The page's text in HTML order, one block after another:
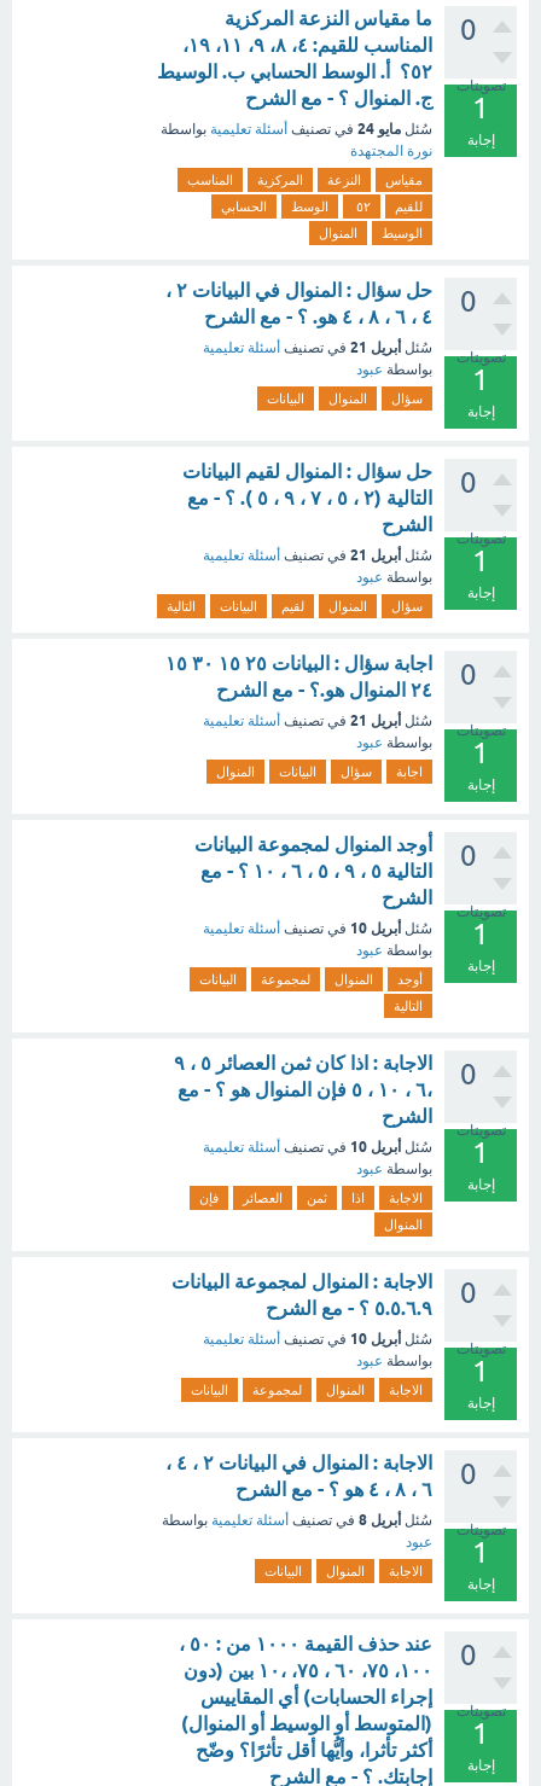
0
تصويتات
1
إجابة
ما مقياس النزعة المركزية
المناسب للقيم: ٤، ٨، ٩، ١١، ١٩،
٥٢؟ أ. الوسط الحسابي ب. الوسيط
ج. المنوال ؟ - مع الشرح
سُئل مايو 24 في تصنيف أسئلة تعليمية بواسطة
نورة المجتهدة
مقياس النزعة المركزية
المناسب
للقيم
٥٢ الوسط
الحسابي
الوسيط
المنوال
0
تصويتات
1
إجابة
حل سؤال : المنوال في البيانات ٢ ،
٤ ، ٦ ، ٨ ، ٤ هو. ؟ - مع الشرح
سُئل أبريل 21 في تصنيف أسئلة تعليمية
بواسطة عبود
سؤال المنوال البيانات
0
تصويتات
1
إجابة
حل سؤال : المنوال لقيم البيانات
التالية (٢ ، ٥ ، ٧ ، ٩ ، ٥ ). ؟ - مع
الشرح
سُئل أبريل 21 في تصنيف أسئلة تعليمية
بواسطة عبود
سؤال المنوال لقيم البيانات التالية
0
تصويتات
1
إجابة
اجابة سؤال : البيانات ٢٥ ١٥ ٣٠ ١٥
٢٤ المنوال هو.؟ - مع الشرح
سُئل أبريل 21 في تصنيف أسئلة تعليمية
بواسطة عبود
اجابة سؤال البيانات المنوال
0
تصويتات
1
إجابة
أوجد المنوال لمجموعة البيانات
التالية ٥ ، ٩ ، ٥ ، ٦ ، ١٠ ؟ - مع
الشرح
سُئل أبريل 10 في تصنيف أسئلة تعليمية
بواسطة عبود
أوجد المنوال لمجموعة
البيانات
التالية
0
تصويتات
1
إجابة
الاجابة : اذا كان ثمن العصائر ٥ ، ٩
،٦ ، ١٠ ، ٥ فإن المنوال هو ؟ - مع
الشرح
سُئل أبريل 10 في تصنيف أسئلة تعليمية
بواسطة عبود
الاجابة اذا ثمن العصائر
فإن
المنوال
0
تصويتات
1
إجابة
الاجابة : المنوال لمجموعة البيانات
٥.٥.٦.٩ ؟ - مع الشرح
سُئل أبريل 10 في تصنيف أسئلة تعليمية
بواسطة عبود
الاجابة المنوال لمجموعة البيانات
0
تصويتات
1
إجابة
الاجابة : المنوال في البيانات ٢ ، ٤ ،
٦ ، ٨ ، ٤ هو ؟ - مع الشرح
سُئل أبريل 8 في تصنيف أسئلة تعليمية بواسطة
عبود
الاجابة المنوال البيانات
0
تصويتات
1
إجابة
عند حذف القيمة ۱۰۰۰ من : ٥۰ ،
١٠٠، ٧٥، ٦٠ ، ٧٥، ،۱۰ بين (دون
إجراء الحسابات) أي المقاييس
(المتوسط أو الوسيط أو المنوال)
أكثر تأثرا، وأيُّها أقل تأثرًا؟ وضّح
إجابتك. ؟ - مع الشرح